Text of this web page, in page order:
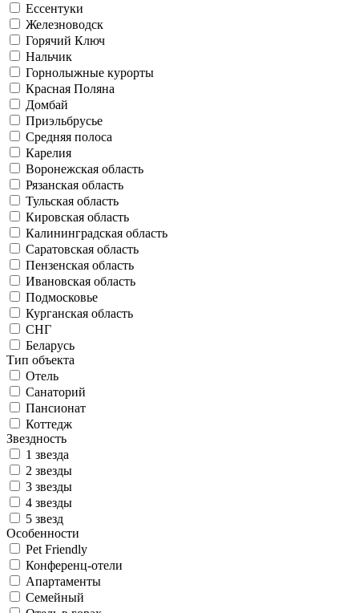
Ессентуки
Железноводск
Горячий Ключ
Нальчик
Горнолыжные курорты
Красная Поляна
Домбай
Приэльбрусье
Средняя полоса
Карелия
Воронежская область
Рязанская область
Тульская область
Кировская область
Калининградская область
Саратовская область
Пензенская область
Ивановская область
Подмосковье
Курганская область
СНГ
Беларусь
Тип объекта
Отель
Санаторий
Пансионат
Коттедж
Звездность
1 звезда
2 звезды
3 звезды
4 звезды
5 звезд
Особенности
Pet Friendly
Конференц-отели
Апартаменты
Семейный